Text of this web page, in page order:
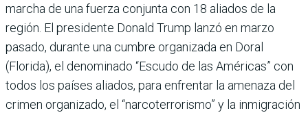
marcha de una fuerza conjunta con 18 aliados de la
región. El presidente Donald Trump lanzó en marzo
pasado, durante una cumbre organizada en Doral
(Florida), el denominado “Escudo de las Américas” con
todos los países aliados, para enfrentar la amenaza del
crimen organizado, el “narcoterrorismo” y la inmigración